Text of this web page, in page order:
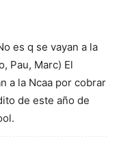
es q se vayan a la
Pau, Marc) El
a la Ncaa por cobrar
de este año de